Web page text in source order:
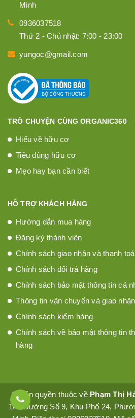
Minh
0936037518
Thứ 2 - Chủ nhật: 7:00 - 23:00
yungoc@gmail.com
TRÒ CHUYỆN CÙNG ORGANIC360
Hiểu về hữu cơ
Tiêu dùng hữu cơ
Mẹo hay bạn cần biết
HỖ TRỢ KHÁCH HÀNG
Hướng dẫn mua hàng
Đăng ký thành viên
Chính sách giao nhận và thanh
Chính sách đổi trả hàng
Chính sách bảo mật thông tin cá
Thông tin vận chuyển và giao nhận
Chính sách kiểm hàng
Chính sách về bảo mật thông tin
hàng
© Bản quyền thuộc về Phạm Thị
1/4, Đường Số 9, Khu Phố 24,